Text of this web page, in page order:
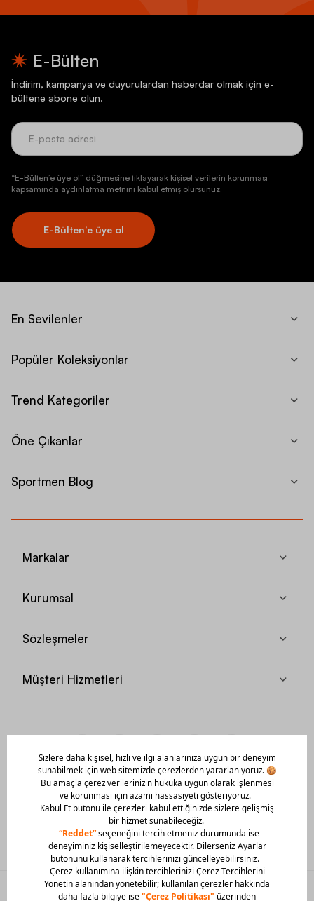
E-Bülten
İndirim, kampanya ve duyurulardan haberdar olmak için e-
bültene abone olun.
“E-Bülten’e üye ol” düğmesine tıklayarak kişisel verilerin korunması
kapsamında aydınlatma metnini kabul etmiş olursunuz.
E-Bülten’e üye ol
En Sevilenler
Popüler Koleksiyonlar
Trend Kategoriler
Öne Çıkanlar
Sportmen Blog
Markalar
Kurumsal
Sözleşmeler
Müşteri Hizmetleri
Mobil Uygulamamızı Hemen İndir!